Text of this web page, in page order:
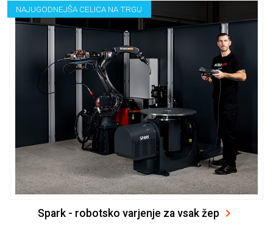
NAJUGODNEJŠA CELICA NA TRGU
Spark - robotsko varjenje za vsak žep